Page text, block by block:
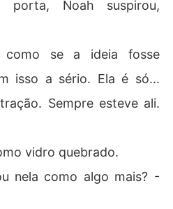
Noah suspirou,
se a ideia fosse
isso a sério. Ela é só...
Sempre esteve ali.
vidro quebrado.
nela como algo mais? -